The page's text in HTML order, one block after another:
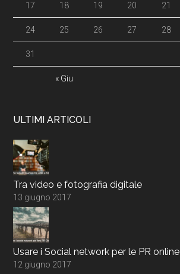
« Giu
17 18 19 20 21
24 25 26 27 28
31
ULTIMI ARTICOLI
Tra video e fotografia digitale
13 giugno 2017
Usare i Social network per le PR online
12 giugno 2017